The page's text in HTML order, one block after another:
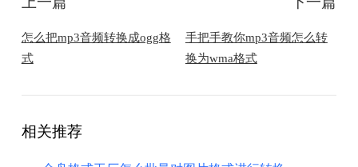
怎么把mp3音频转换成ogg格
式
​手把手教你mp3音频怎么转
换为wma格式
相关推荐